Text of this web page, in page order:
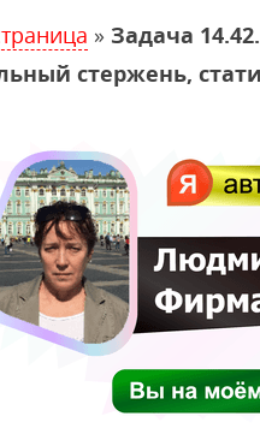
» Задача 14.42.
стержень,